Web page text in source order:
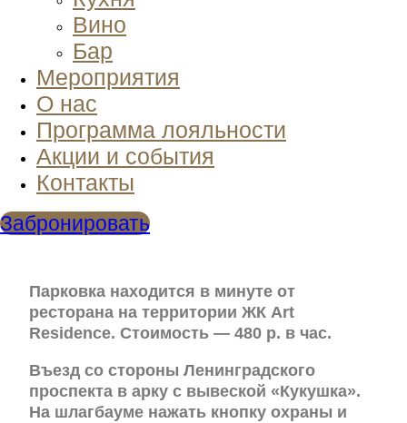
Вино
Бар
Мероприятия
О нас
Программа лояльности
Акции и события
Контакты
Забронировать
Парковка находится в минуте от
ресторана на территории ЖК Art
Residence. Стоимость — 480 р. в час.
Въезд со стороны Ленинградского
проспекта в арку с вывеской «Кукушка».
На шлагбауме нажать кнопку охраны и